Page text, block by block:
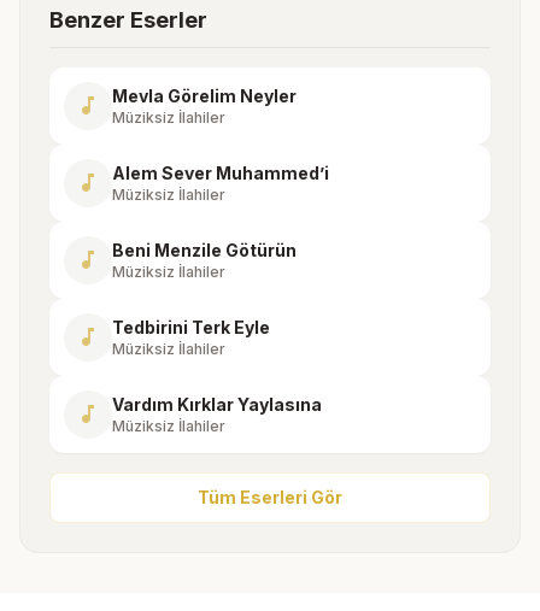
Benzer Eserler
music_note Mevla Görelim Neyler
Müziksiz İlahiler
music_note Alem Sever Muhammed’i
Müziksiz İlahiler
music_note Beni Menzile Götürün
Müziksiz İlahiler
music_note Tedbirini Terk Eyle
Müziksiz İlahiler
music_note Vardım Kırklar Yaylasına
Müziksiz İlahiler
Tüm Eserleri Gör